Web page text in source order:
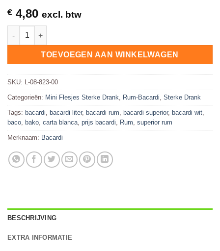
€ 4,80 excl. btw
Bacardi Carta Blanca Rum 20cl Zakflacon hoeveelheid
TOEVOEGEN AAN WINKELWAGEN
SKU: L-08-823-00
Categorieën: Mini Flesjes Sterke Drank Rum-Bacardi Sterke Drank
Tags: bacardi bacardi liter, bacardi rum bacardi superior, bacardi wit
baco
bako carta blanca prijs bacardi Rum superior rum
Merknaam: Bacardi
BESCHRIJVING
EXTRA INFORMATIE